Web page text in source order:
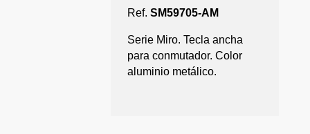
Ref.SM59705-AM
Serie Miro. Tecla ancha
para conmutador. Color
aluminio metálico.